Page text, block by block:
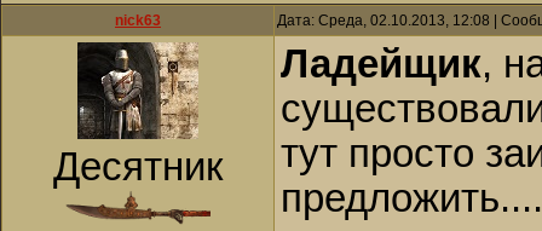
nick63 Дата: Среда, 02.10.2013, 12:08 |
Десятник
Ладейщик,
тут просто